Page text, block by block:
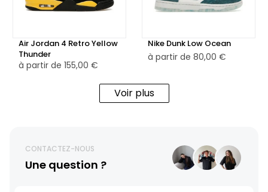
Air Jordan 4 Retro Yellow
Thunder
à partir de 155,00 €
Nike Dunk Low Ocean
à partir de 80,00 €
Voir plus
CONTACTEZ-NOUS
Une question ?